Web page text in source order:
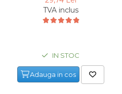
TVA inclus
IN STOC
Adauga in cos